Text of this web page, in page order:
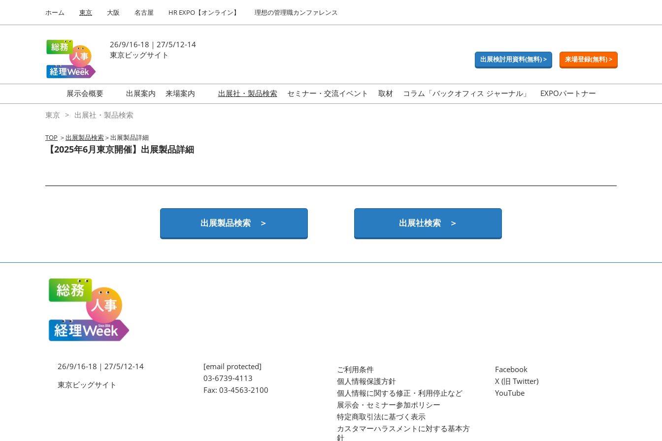
キ
プ
し
て
進
to
ホーム 東京 大阪 名古屋 HR EXPO【オンライン】 理想の管理職カンファレンス
26/9/16-18｜27/5/12-14
東京ビッグサイト
出展検討用資料(無料) > 来場登録(無料) >
展示会概要
働き方改革 EXPO
福利厚生 EXPO
ワークプレイス改革EXPO
【9月より】バックオフィス
AIエージェント EXPO
【9月】展示会概要
出展案内
来場案内
出展社・製品検索 セミナー・交流イベント 取材 コラム「バックオフィス ジャーナル」 EXPOパートナー
東京 出展社・製品検索
TOP ＞出展製品検索＞出展製品詳細
【2025年6月東京開催】出展製品詳細
出展製品検索 ＞ 出展社検索 ＞
26/9/16-18｜27/5/12-14
東京ビッグサイト
[email protected]
03-6739-4113
Fax: 03-4563-2100
ご利用条件
個人情報保護方針
個人情報に関する修正・利用停止など
展示会・セミナー参加ポリシー
特定商取引法に基づく表示
カスタマーハラスメントに対する基本方
針
Facebook
X (旧 Twitter)
YouTube